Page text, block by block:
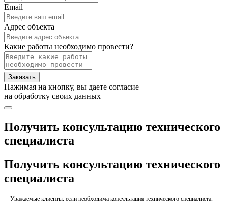
Email
Адрес объекта
Какие работы необходимо провести?
Заказать
Нажимая на кнопку, вы даете согласие
на обработку своих данных
Получить консультацию технического
специалиста
Получить консультацию технического
специалиста
Уважаемые клиенты, если необходима консультация технического специалиста,